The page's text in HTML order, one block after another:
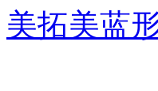
美拓美蓝